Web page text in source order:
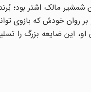
شمشیر مالک اشتر بود؛
بر روان خودش که بازوی
او، این ضایعه بزرگ